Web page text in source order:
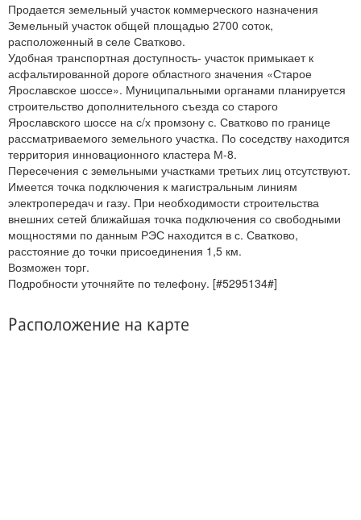
Продается земельный участок коммерческого назначения
Земельный участок общей площадью 2700 соток,
расположенный в селе Сватково.
Удобная транспортная доступность- участок примыкает к
асфальтированной дороге областного значения «Старое
Ярославское шоссе». Муниципальными органами планируется
строительство дополнительного съезда со старого
Ярославского шоссе на с/х промзону с. Сватково по границе
рассматриваемого земельного участка. По соседству находится
территория инновационного кластера М-8.
Пересечения с земельными участками третьих лиц отсутствуют.
Имеется точка подключения к магистральным линиям
электропередач и газу. При необходимости строительства
внешних сетей ближайшая точка подключения со свободными
мощностями по данным РЭС находится в с. Сватково,
расстояние до точки присоединения 1,5 км.
Возможен торг.
Подробности уточняйте по телефону. [#5295134#]
Расположение на карте